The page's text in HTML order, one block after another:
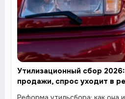
Утилизационный сбор
продажи, спрос уходит в